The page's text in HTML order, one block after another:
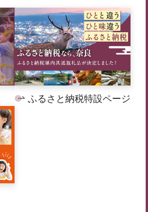
ふるさと納税特設ページ